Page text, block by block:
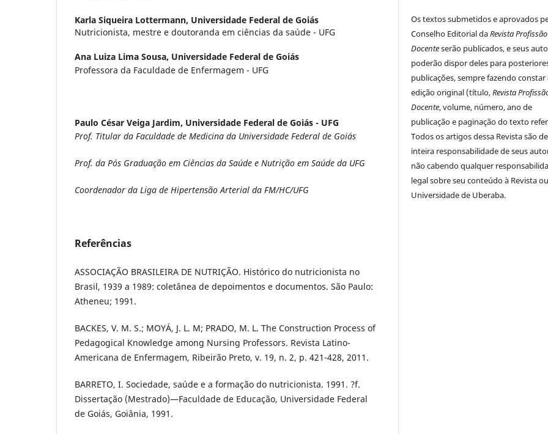
Karla Siqueira Lottermann, Universidade Federal de Goiás
Nutricionista, mestre e doutoranda em ciências da saúde - UFG
Ana Luiza Lima Sousa, Universidade Federal de Goiás
Professora da Faculdade de Enfermagem - UFG
Paulo César Veiga Jardim, Universidade Federal de Goiás - UFG
Prof. Titular da Faculdade de Medicina da Universidade Federal de Goiás
Prof. da Pós Graduação em Ciências da Saúde e Nutrição em Saúde da UFG
Coordenador da Liga de Hipertensão Arterial da FM/HC/UFG
Referências
ASSOCIAÇÃO BRASILEIRA DE NUTRIÇÃO. Histórico do nutricionista no
Brasil, 1939 a 1989: coletânea de depoimentos e documentos. São Paulo:
Atheneu; 1991.
BACKES, V. M. S.; MOYÁ, J. L. M; PRADO, M. L. The Construction Process of
Pedagogical Knowledge among Nursing Professors. Revista Latino-
Americana de Enfermagem, Ribeirão Preto, v. 19, n. 2, p. 421-428, 2011.
BARRETO, I. Sociedade, saúde e a formação do nutricionista. 1991. ?f.
Dissertação (Mestrado)—Faculdade de Educação, Universidade Federal
de Goiás, Goiânia, 1991.
Os textos submetidos e aprovados
Conselho Editorial daRevista Profissão
Docenteserão publicados, e seus
poderão dispor deles para
publicações, sempre fazendo constar
edição original (título,Revista
Docente, volume, número, ano de
publicação e paginação do texto
Todos os artigos dessa Revista são de
inteira responsabilidade de seus
não cabendo qualquer
legal sobre seu conteúdo à Revista
Universidade de Uberaba.